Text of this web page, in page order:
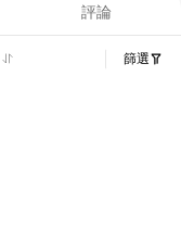
評論
篩選